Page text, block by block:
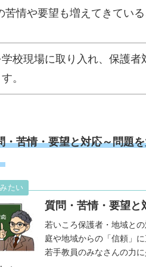
苦情や要望も増えてきている
校現場に取り入れ、保護
。
・苦情・要望と対応～問題
質問・苦情・要望と
若いころ保護者・地域と
庭や地域からの「信頼」
若手教員のみなさんの力